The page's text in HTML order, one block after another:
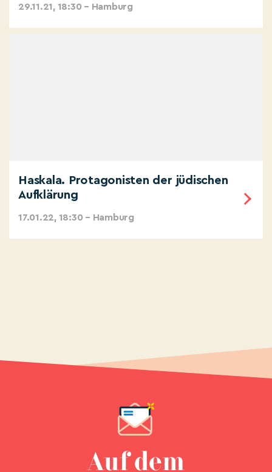
29.11.21, 18:30 – Hamburg
Haskala. Protagonisten der jüdischen
Aufklärung
17.01.22, 18:30 – Hamburg
Auf dem